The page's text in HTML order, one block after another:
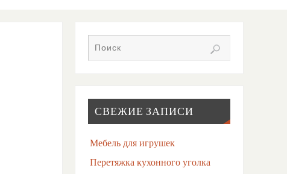
СВЕЖИЕ ЗАПИСИ
Мебель для игрушек
Перетяжка кухонного уголка